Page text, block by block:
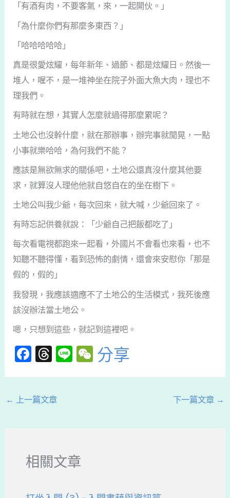
「有酒有肉，不要客氣，來，一起開伙。」
「為什麼你們有那麼多東西？」
「哈哈哈哈哈」
真是很愛炫耀，每年新年、過節、都是炫耀日。然後一
堆人，喔不，是一堆神坐在院子外面大魚大肉，理也不
理我們。
有時就在想，其實人怎麼就過得那麼累呢？
土地公也沒幹什麼，就在那辦事，辦完事就閒晃，一點
小事就樂哈哈，為何我們不能？
應該是無欲無求的關係吧，土地公還真沒什麼其他要
求，就算沒人理他他就自悠自在的坐在樹下。
土地公叫我少爺，每次回來，就大喊，少爺回來了。
有時忘記供養就說：「少爺自己把飯都吃了」
每次看電視都跑來一起看，外國片不會看也來看，也不
知聽不聽得懂，看到恐怖的劇情，還會來安慰你「那是
假的，假的」
我發現，我應該適應不了土地公的生活模式，我死後應
該沒辦法當土地公。
嗯，只想到這些，就記到這裡吧。
F
a
e
o
k
T
hr
a
Li
n
W
e
分享
← 上一篇文章 下一篇文章 →
相關文章